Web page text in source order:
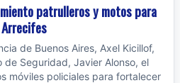
patrulleros y motos para
de Buenos Aires, Axel Kicillof,
Seguridad, Javier Alonso, el
móviles policiales para fortalecer